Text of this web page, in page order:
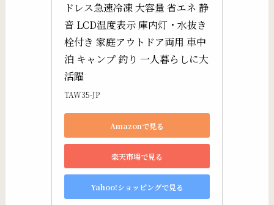
ドレス急速冷凍 大容量 省エネ 静
音 LCD温度表示 庫内灯・水抜き
栓付き 家庭アウトドア両用 車中
泊 キャンプ 釣り 一人暮らしに大
活躍
TAW35-JP
Amazonで見る
楽天市場で見る
Yahoo!ショッピングで見る